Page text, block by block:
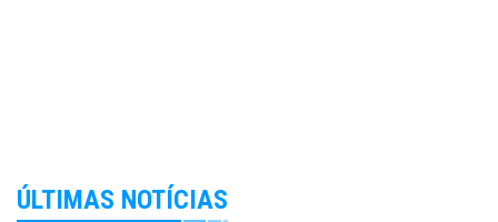
ÚLTIMAS NOTÍCIAS